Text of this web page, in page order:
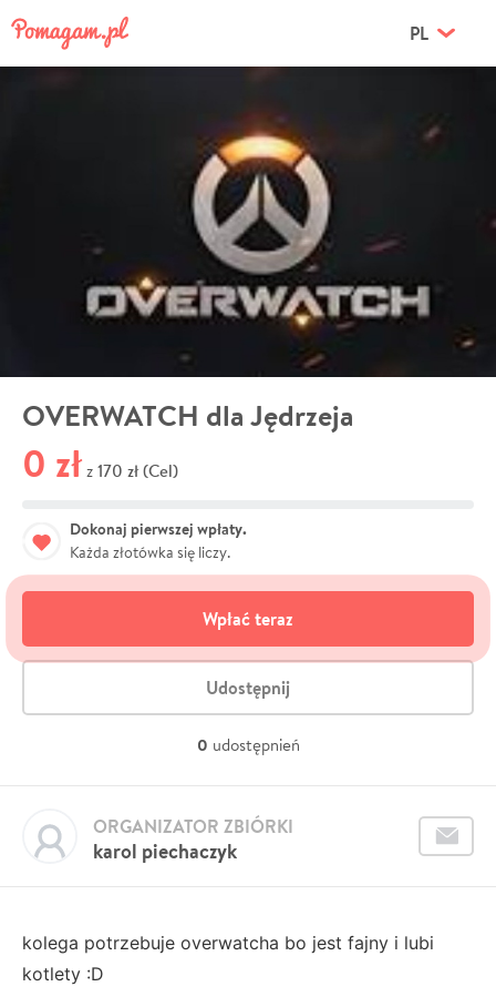
PL
OVERWATCH dla Jędrzeja
0 zł z 170 zł (Cel)
Dokonaj pierwszej wpłaty.
Każda złotówka się liczy.
Wpłać teraz
Udostępnij
0 udostępnień
karol piechaczyk
ORGANIZATOR ZBIÓRKI
kolega potrzebuje overwatcha bo jest fajny i lubi
kotlety :D